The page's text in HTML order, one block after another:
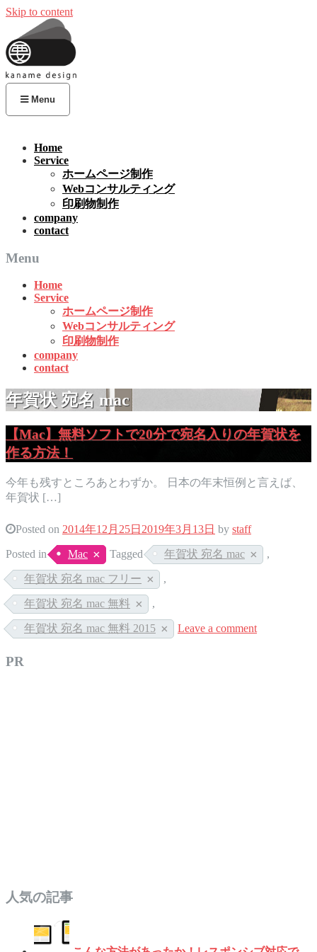
Skip to content
Menu
Home
Service
ホームページ制作
Webコンサルティング
印刷物制作
company
contact
Menu
Home
Service
ホームページ制作
Webコンサルティング
印刷物制作
company
contact
年賀状 宛名 mac
【Mac】無料ソフトで20分で宛名入りの年賀状を
作る方法！
今年も残すところあとわずか。 日本の年末恒例と言えば、
年賀状 […]
Posted on 2014年12月25日 2019年3月13日 by staff
Posted in Mac Tagged 年賀状 宛名 mac ,
年賀状 宛名 mac フリー ,
年賀状 宛名 mac 無料 ,
年賀状 宛名 mac 無料 2015 Leave a comment
PR
人気の記事